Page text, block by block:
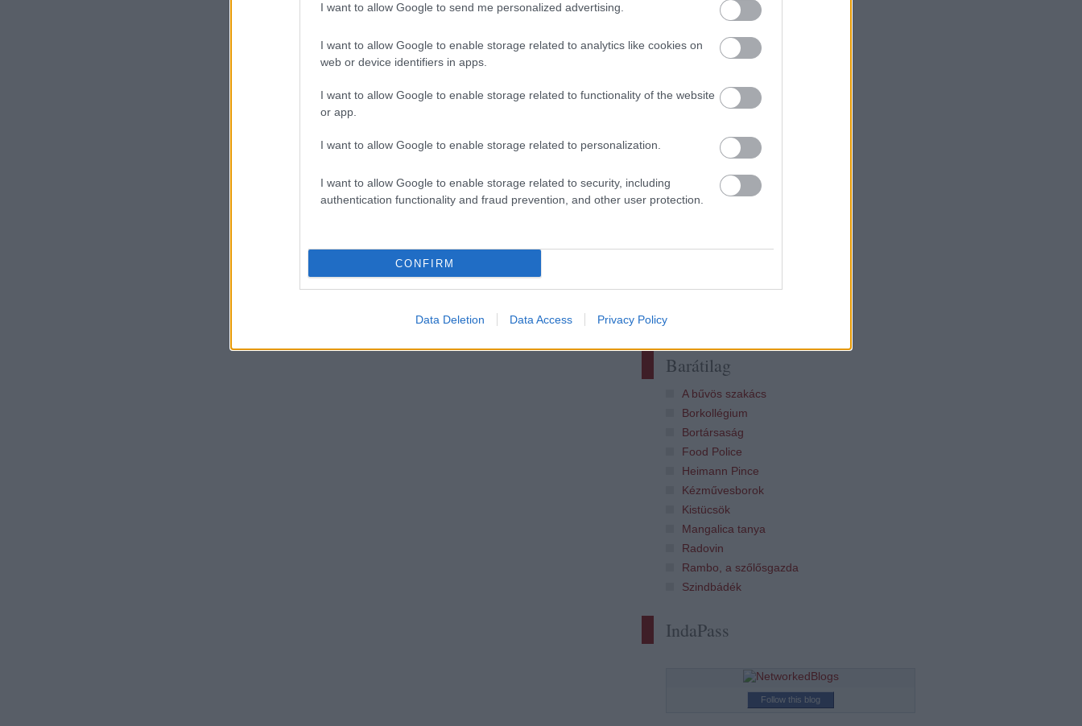
I want to allow Google to send me personalized advertising.
I want to allow Google to enable storage related to analytics like cookies on
web or device identifiers in apps.
I want to allow Google to enable storage related to functionality of the website
or app.
I want to allow Google to enable storage related to personalization.
I want to allow Google to enable storage related to security, including
authentication functionality and fraud prevention, and other user protection.
CONFIRM
Data Deletion Data Access Privacy Policy
Kollégák
Albert gazda
Bordoktor
Borwerk
Jamie Goode
Barátilag
A bűvös szakács
Borkollégium
Bortársaság
Food Police
Heimann Pince
Kézművesborok
Kistücsök
Mangalica tanya
Radovin
Rambo, a szőlősgazda
Szindbádék
IndaPass
Follow this blog